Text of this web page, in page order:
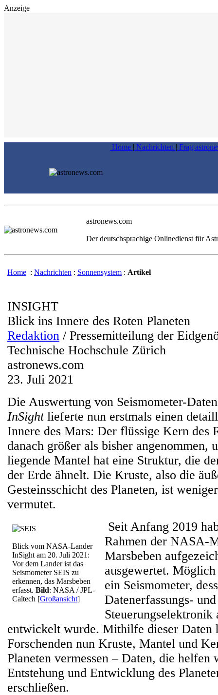
Anzeige
Home | Nachrichten | Frag
astronews.com
Der deutschsprachige Onlinedienst für
Home : Nachrichten : Sonnensystem : Artikel
INSIGHT
Blick ins Innere des Roten Planeten
Redaktion / Pressemitteilung der
Technische Hochschule Zürich
astronews.com
23. Juli 2021
Die Auswertung von Seismometer-
InSightlieferte nun erstmals einen
Innere des Mars: Der flüssige Kern des
danach größer als bisher angenommen,
liegende Mantel hat eine Struktur, die
der Erde ähnelt. Die Kruste, also die
Gesteinsschicht des Planeten, ist
vermutet.
Blick vom NASA-Lander
InSight am 20. Juli 2021:
Vor dem Lander ist das
Seismometer SEIS zu
erkennen, das Marsbeben
erfasst. Bild: NASA / JPL-
Caltech [Großansicht]
Seit Anfang 2019
Rahmen der NASA-
Marsbeben
ausgewertet.
ein Seismometer,
Datenerfassungs- und
entwickelt wurde. Mithilfe dieser Daten
Forschenden nun Kruste, Mantel und
Planeten vermessen – Daten, die helfen
Entstehung und Entwicklung des
erschließen.